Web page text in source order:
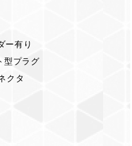
ー有り
型プラグ
クタ